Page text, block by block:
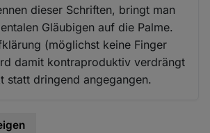
dieser Schriften, bringt man
Gläubigen auf die Palme.
(möglichst keine Finger
damit kontraproduktiv verdrängt
statt dringend angegangen.